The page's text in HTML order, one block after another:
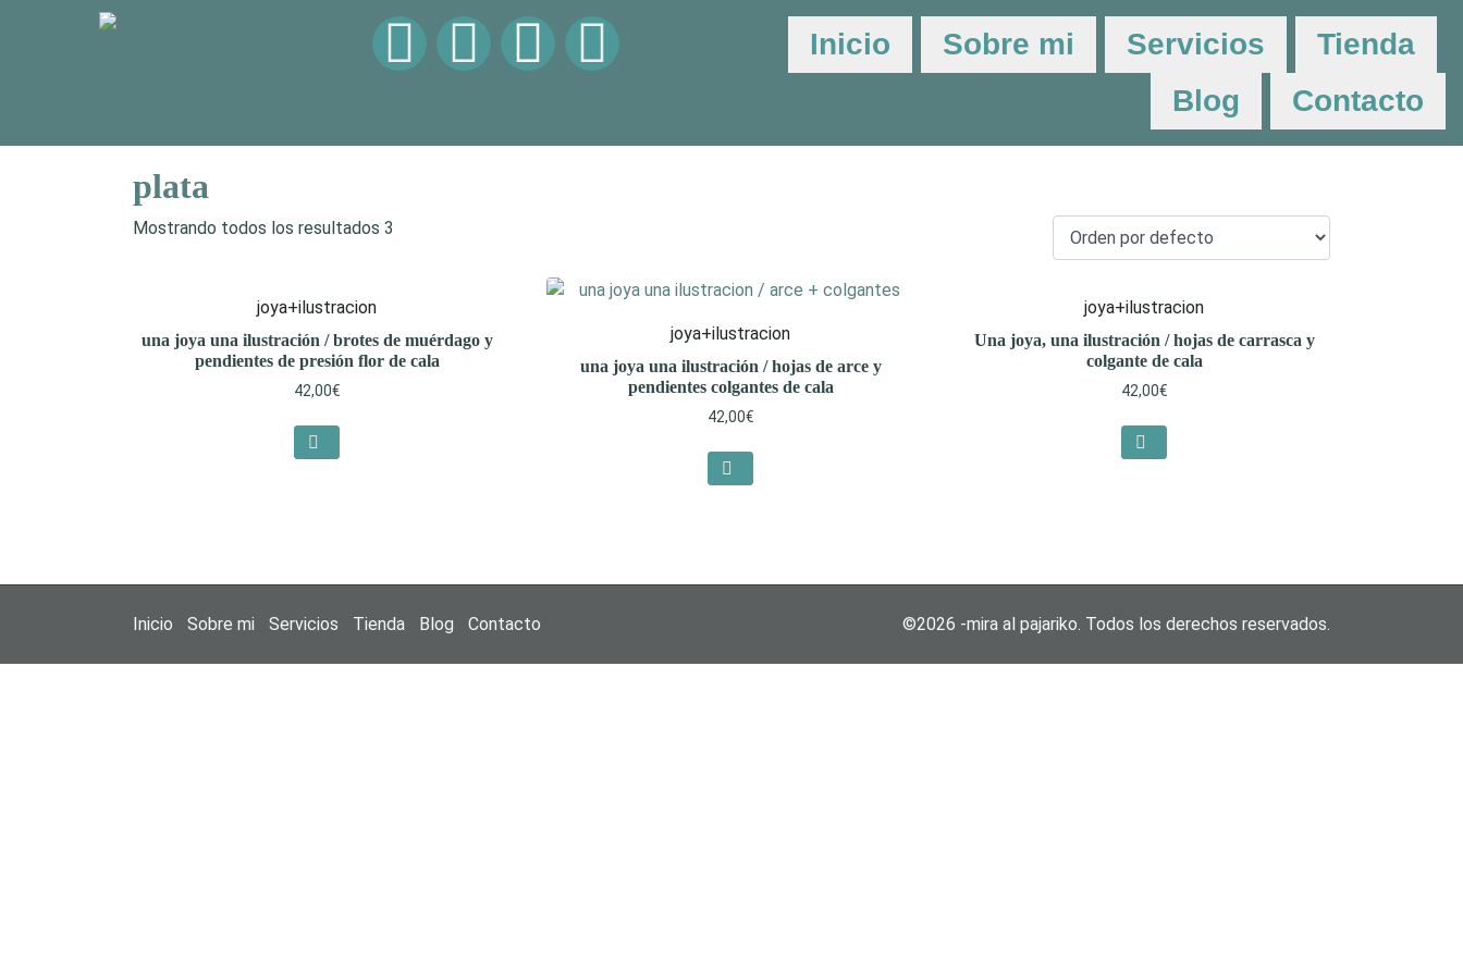
Inicio Sobre mi Servicios
Tienda
Blog
Contacto
plata
Mostrando todos los resultados 3
joya+ilustracion
una joya una ilustración / brotes de muérdago y
pendientes de presión flor de cala
42,00€
joya+ilustracion
una joya una ilustración / hojas de arce y
pendientes colgantes de cala
42,00€
joya+ilustracion
Una joya, una ilustración / hojas de carrasca y
colgante de cala
42,00€
Inicio Sobre mi Servicios Tienda Blog Contacto ©2026 -mira al pajariko. Todos los derechos reservados.